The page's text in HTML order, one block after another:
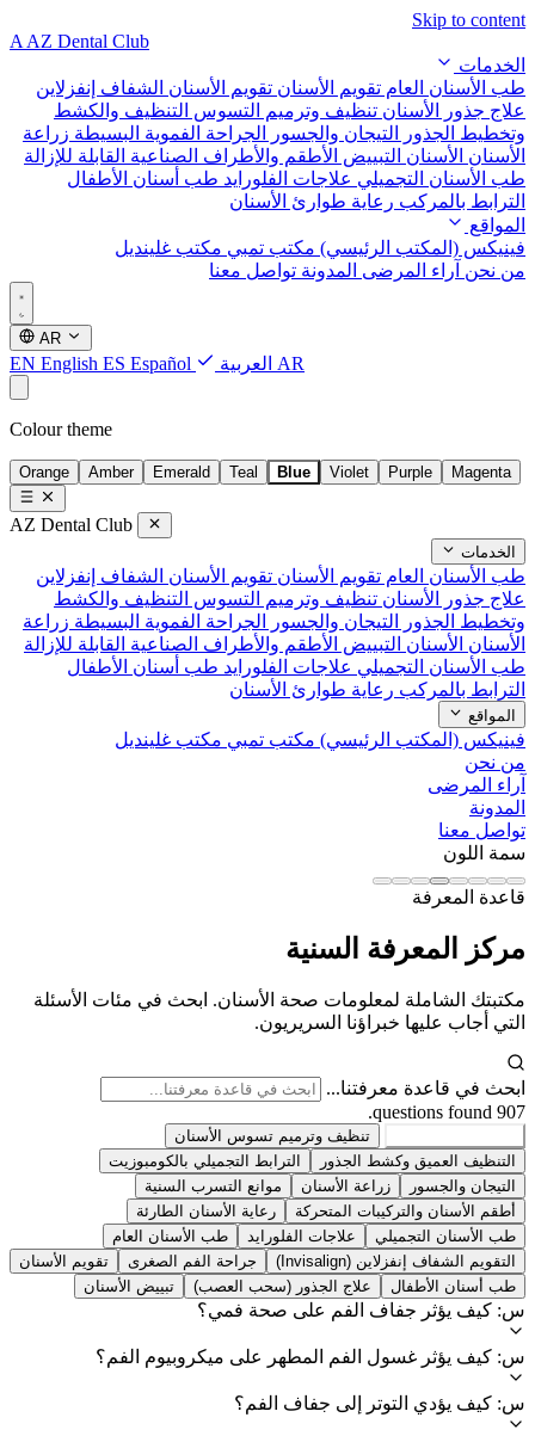
Skip to content
A AZ Dental Club
الخدمات
طب الأسنان العام تقويم الأسنان تقويم الأسنان الشفاف إنفزلاين
علاج جذور الأسنان تنظيف وترميم التسوس التنظيف والكشط
وتخطيط الجذور
التيجان والجسور الجراحة الفموية البسيطة زراعة
الأسنان الأسنان التبييض الأطقم والأطراف الصناعية القابلة للإزالة
طب الأسنان التجميلي علاجات الفلورايد طب أسنان الأطفال
الترابط بالمركب رعاية طوارئ الأسنان
المواقع
فينيكس (المكتب الرئيسي) مكتب تمبي مكتب غلينديل
من نحن آراء المرضى المدونة تواصل معنا
AR
EN English ES Español AR العربية
Colour theme
Orange Amber Emerald Teal Blue Violet Purple Magenta
AZ Dental Club
الخدمات
طب الأسنان العام تقويم الأسنان تقويم الأسنان الشفاف إنفزلاين
علاج جذور الأسنان تنظيف وترميم التسوس التنظيف والكشط
وتخطيط الجذور
التيجان والجسور الجراحة الفموية البسيطة زراعة
الأسنان الأسنان التبييض الأطقم والأطراف الصناعية القابلة للإزالة
طب الأسنان التجميلي علاجات الفلورايد طب أسنان الأطفال
الترابط بالمركب رعاية طوارئ الأسنان
المواقع
فينيكس (المكتب الرئيسي) مكتب تمبي مكتب غلينديل
من نحن
آراء المرضى
المدونة
تواصل معنا
سمة اللون
قاعدة المعرفة
مركز المعرفة السنية
مكتبتك الشاملة لمعلومات صحة الأسنان. ابحث في مئات الأسئلة
التي أجاب عليها خبراؤنا السريريون.
ابحث في قاعدة معرفتنا...
907 questions found.
تنظيف وترميم تسوس الأسنان
التنظيف العميق وكشط الجذور
الترابط التجميلي بالكومبوزيت
التيجان والجسور
زراعة الأسنان
موانع التسرب السنية
أطقم الأسنان والتركيبات المتحركة
رعاية الأسنان الطارئة
طب الأسنان التجميلي
علاجات الفلورايد
طب الأسنان العام
التقويم الشفاف إنفزلاين (Invisalign)
جراحة الفم الصغرى
تقويم الأسنان
طب أسنان الأطفال
علاج الجذور (سحب العصب) تبييض الأسنان
س: كيف يؤثر جفاف الفم على صحة فمي؟
س: كيف يؤثر غسول الفم المطهر على ميكروبيوم الفم؟
س: كيف يؤدي التوتر إلى جفاف الفم؟